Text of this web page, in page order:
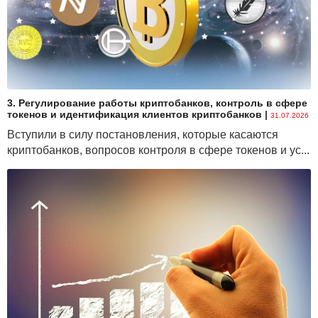
3. Регулирование работы криптобанков, контроль в сфере
токенов и идентификация клиентов криптобанков | 31.07.2026
Вступили в силу постановления, которые касаются
криптобанков, вопросов контроля в сфере токенов и ус...